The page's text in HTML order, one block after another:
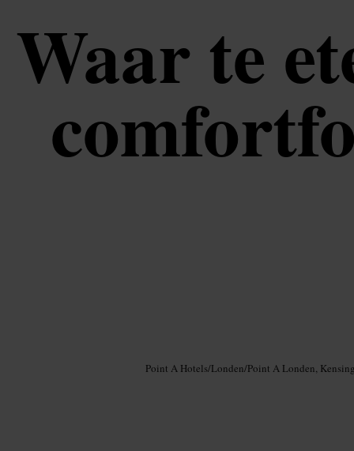
Waar te
Point A Hotels/Londen/Point A Londen,